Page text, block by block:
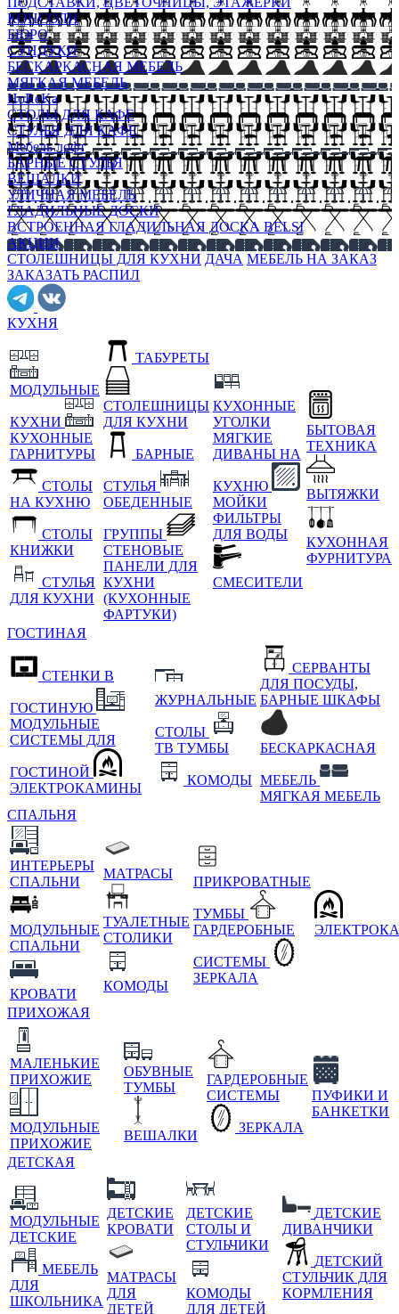
КОНСОЛИ
БЮРО
СУНДУКИ
БЕСКАРКАСНАЯ МЕБЕЛЬ
МЯГКАЯ МЕБЕЛЬ
HoReKa
СТОЛЫ ДЛЯ КАФЕ
СТУЛЬЯ ДЛЯ КАФЕ
Мебель лофт
БАРНЫЕ СТУЛЬЯ
ВЕШАЛКИ
УЛИЧНАЯ МЕБЕЛЬ
ГЛАДИЛЬНЫЕ ДОСКИ
ВСТРОЕННАЯ ГЛАДИЛЬНАЯ ДОСКА BELSI
АКЦИИ
СТОЛЕШНИЦЫ ДЛЯ КУХНИ ДАЧА МЕБЕЛЬ НА ЗАКАЗ
ЗАКАЗАТЬ РАСПИЛ
КУХНЯ
МОДУЛЬНЫЕ
КУХНИ
КУХОННЫЕ
ГАРНИТУРЫ
СТОЛЫ
НА КУХНЮ
СТОЛЫ
КНИЖКИ
СТУЛЬЯ
ДЛЯ КУХНИ
ТАБУРЕТЫ
СТОЛЕШНИЦЫ
ДЛЯ КУХНИ
БАРНЫЕ
СТУЛЬЯ
ОБЕДЕННЫЕ
ГРУППЫ
СТЕНОВЫЕ
ПАНЕЛИ ДЛЯ
КУХНИ
(КУХОННЫЕ
ФАРТУКИ)
КУХОННЫЕ
УГОЛКИ
МЯГКИЕ
ДИВАНЫ НА
КУХНЮ
МОЙКИ
ФИЛЬТРЫ
ДЛЯ ВОДЫ
СМЕСИТЕЛИ
БЫТОВАЯ
ТЕХНИКА
ВЫТЯЖКИ
КУХОННАЯ
ФУРНИТУРА
ГОСТИНАЯ
СТЕНКИ В
ГОСТИНУЮ
МОДУЛЬНЫЕ
СИСТЕМЫ ДЛЯ
ГОСТИНОЙ
ЭЛЕКТРОКАМИНЫ
ЖУРНАЛЬНЫЕ
СТОЛЫ
ТВ ТУМБЫ
КОМОДЫ
СЕРВАНТЫ
ДЛЯ ПОСУДЫ,
БАРНЫЕ ШКАФЫ
БЕСКАРКАСНАЯ
МЕБЕЛЬ
МЯГКАЯ МЕБЕЛЬ
СПАЛЬНЯ
ИНТЕРЬЕРЫ
СПАЛЬНИ
МОДУЛЬНЫЕ
СПАЛЬНИ
КРОВАТИ
МАТРАСЫ
ТУАЛЕТНЫЕ
СТОЛИКИ
КОМОДЫ
ПРИКРОВАТНЫЕ
ТУМБЫ
ГАРДЕРОБНЫЕ
СИСТЕМЫ
ЗЕРКАЛА
ПРИХОЖАЯ
МАЛЕНЬКИЕ
ПРИХОЖИЕ
МОДУЛЬНЫЕ
ПРИХОЖИЕ
ОБУВНЫЕ
ТУМБЫ
ВЕШАЛКИ
ГАРДЕРОБНЫЕ
СИСТЕМЫ
ЗЕРКАЛА
ПУФИКИ И
БАНКЕТКИ
ДЕТСКАЯ
МОДУЛЬНЫЕ
ДЕТСКИЕ
МЕБЕЛЬ
ДЛЯ
ШКОЛЬНИКА
ДЕТСКИЕ
КРОВАТИ
МАТРАСЫ
ДЛЯ
ДЕТЕЙ
ДЕТСКИЕ
СТОЛЫ И
СТУЛЬЧИКИ
КОМОДЫ
ДЛЯ ДЕТЕЙ
ДЕТСКИЕ
ДИВАНЧИКИ
ДЕТСКИЙ
СТУЛЬЧИК ДЛЯ
КОРМЛЕНИЯ